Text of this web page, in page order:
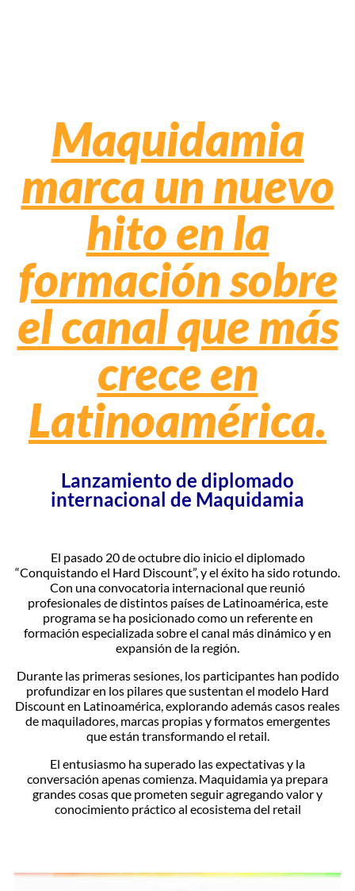
Maquidamia
marca un nuevo
hito en la
formación sobre
el canal que más
crece en
Latinoamérica.
Lanzamiento de diplomado
internacional de Maquidamia
El pasado 20 de octubre dio inicio el diplomado
“Conquistando el Hard Discount”, y el éxito ha sido rotundo.
Con una convocatoria internacional que reunió
profesionales de distintos países de Latinoamérica, este
programa se ha posicionado como un referente en
formación especializada sobre el canal más dinámico y en
expansión de la región.
Durante las primeras sesiones, los participantes han podido
profundizar en los pilares que sustentan el modelo Hard
Discount en Latinoamérica, explorando además casos reales
de maquiladores, marcas propias y formatos emergentes
que están transformando el retail.
El entusiasmo ha superado las expectativas y la
conversación apenas comienza. Maquidamia ya prepara
grandes cosas que prometen seguir agregando valor y
conocimiento práctico al ecosistema del retail